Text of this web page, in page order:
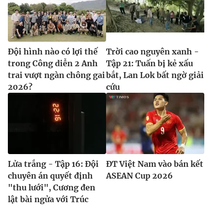
Đội hình nào có lợi thế
trong Công diễn 2 Anh
trai vượt ngàn chông gai
2026?
Trời cao nguyên xanh -
Tập 21: Tuấn bị kẻ xấu
bắt, Lan Lok bất ngờ giải
cứu
Lửa trắng - Tập 16: Đội
chuyên án quyết định
"thu lưới", Cương đen
lật bài ngửa với Trúc
ĐT Việt Nam vào bán kết
ASEAN Cup 2026